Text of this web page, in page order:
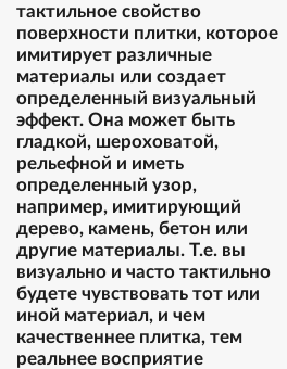
тактильное свойство
поверхности плитки, которое
имитирует различные
материалы или создает
определенный визуальный
эффект. Она может быть
гладкой, шероховатой,
рельефной и иметь
определенный узор,
например, имитирующий
дерево, камень, бетон или
другие материалы. Т.е. вы
визуально и часто тактильно
будете чувствовать тот или
иной материал, и чем
качественнее плитка, тем
реальнее восприятие